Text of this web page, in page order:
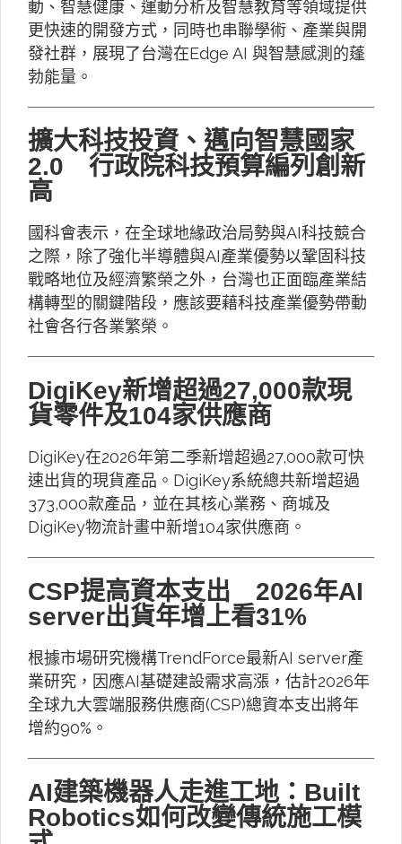
動、智慧健康、運動分析及智慧教育等領域提供
更快速的開發方式，同時也串聯學術、產業與開
發社群，展現了台灣在Edge AI 與智慧感測的蓬
勃能量。
擴大科技投資、邁向智慧國家
2.0 行政院科技預算編列創新
高
國科會表示，在全球地緣政治局勢與AI科技競合
之際，除了強化半導體與AI產業優勢以鞏固科技
戰略地位及經濟繁榮之外，台灣也正面臨產業結
構轉型的關鍵階段，應該要藉科技產業優勢帶動
社會各行各業繁榮。
DigiKey新增超過27,000款現
貨零件及104家供應商
DigiKey在2026年第二季新增超過27,000款可快
速出貨的現貨產品。DigiKey系統總共新增超過
373,000款產品，並在其核心業務、商城及
DigiKey物流計畫中新增104家供應商。
CSP提高資本支出 2026年AI
server出貨年增上看31%
根據市場研究機構TrendForce最新AI server產
業研究，因應AI基礎建設需求高漲，估計2026年
全球九大雲端服務供應商(CSP)總資本支出將年
增約90%。
AI建築機器人走進工地：Built
Robotics如何改變傳統施工模